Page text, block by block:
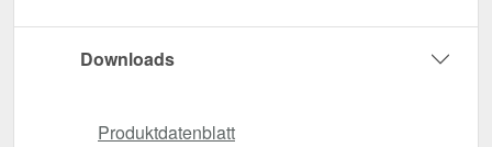
Downloads
Produktdatenblatt